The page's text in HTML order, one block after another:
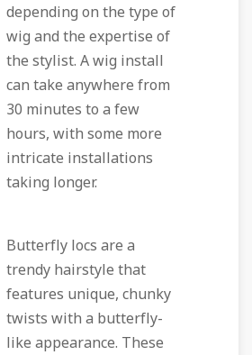
depending on the type of
wig and the expertise of
the stylist. A wig install
can take anywhere from
30 minutes to a few
hours, with some more
intricate installations
taking longer.
Butterfly locs are a
trendy hairstyle that
features unique, chunky
twists with a butterfly-
like appearance. These